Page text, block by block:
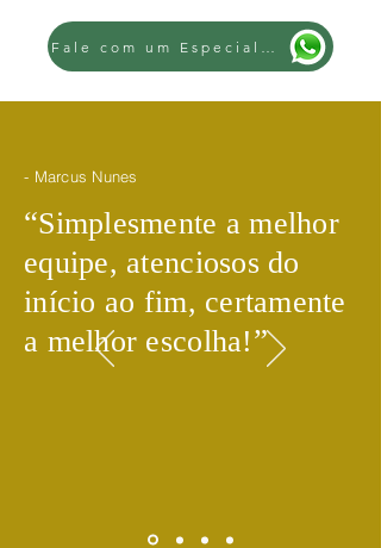
- Marcus Nunes
​“Simplesmente a melhor
equipe, atenciosos do
início ao fim, certamente
a melhor escolha!​”